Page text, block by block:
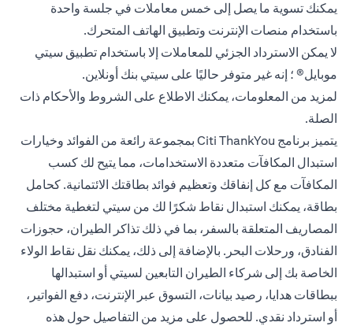
يمكنك تسوية ما يصل إلى خمس معاملات في جلسة واحدة
باستخدام منصات الإنترنت وتطبيق الهاتف المتحرك.
لا يمكن الاسترداد الجزئي للمعاملات إلا باستخدام تطبيق سيتي
موبايل® ؛ إنه غير متوفر حاليًا على سيتي بنك أونلاين.
لمزيد من المعلومات، يمكنك الاطلاع على الشروط والأحكام tab
ذات
الصلة.
يتميز برنامج Citi ThankYou بمجموعة رائعة من الفوائد وخيارات
استبدال المكافآت متعددة الاستخدامات، مما يتيح لك كسب
المكافآت مع كل إنفاقك وتعظيم فوائد بطاقتك الائتمانية. كحامل
بطاقة، يمكنك استبدال نقاط شكرًا لك من سيتي لتغطية مختلف
المصاريف المتعلقة بالسفر، بما في ذلك تذاكر الطيران، حجوزات
الفنادق، ورحلات البحر. بالإضافة إلى ذلك، يمكنك نقل نقاط الولاء
الخاصة بك إلى شركاء الطيران التابعين لسيتي أو استبدالها
ببطاقات هدايا، رصيد بيانات، التسوق عبر الإنترنت، دفع الفواتير،
أو استرداد نقدي. للحصول على مزيد من التفاصيل حول هذه